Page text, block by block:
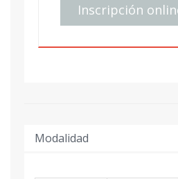
Inscripción
Modalidad